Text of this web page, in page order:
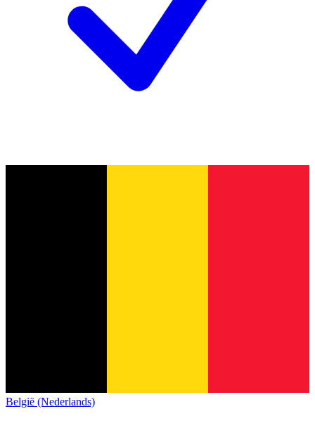
België (Nederlands)